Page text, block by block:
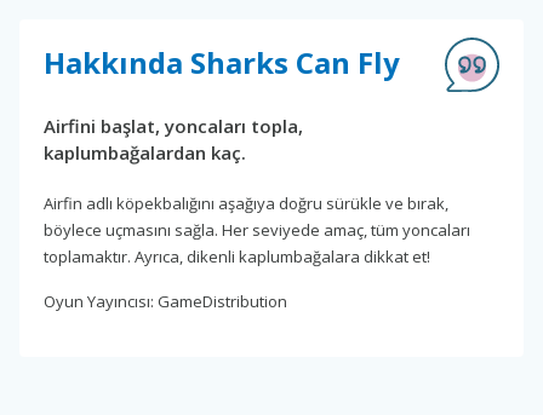
Hakkında Sharks Can Fly
Airfini başlat, yoncaları topla,
kaplumbağalardan kaç.
Airfin adlı köpekbalığını aşağıya doğru sürükle ve bırak,
böylece uçmasını sağla. Her seviyede amaç, tüm yoncaları
toplamaktır. Ayrıca, dikenli kaplumbağalara dikkat et!
Oyun Yayıncısı: GameDistribution